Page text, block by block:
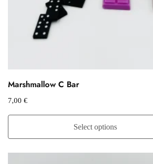
Marshmallow C Bar
7,00 €
Select options